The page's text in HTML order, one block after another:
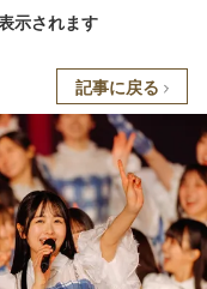
示されます
記事に戻る